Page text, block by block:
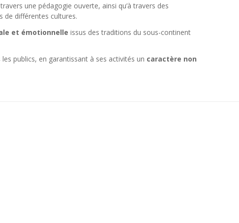
une pédagogie ouverte, ainsi qu’à travers des
de différentes cultures.
et émotionnelle issus des traditions du sous-continent
les publics, en garantissant à ses activités un caractère non